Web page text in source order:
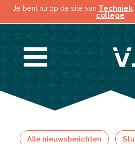
Je bent nu op de site van Techniek
college
Alle nieuwsberichten